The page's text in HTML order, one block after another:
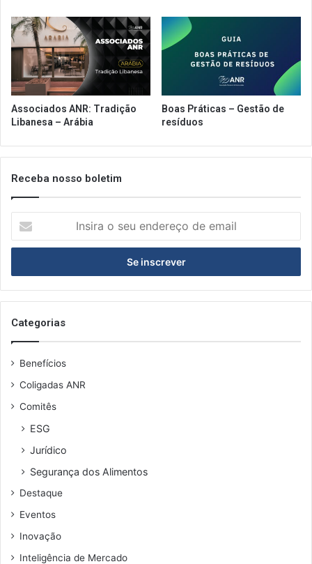
Associados ANR: Tradição
Libanesa – Arábia
Boas Práticas – Gestão de
resíduos
Receba nosso boletim
seu
de
email
Categorias
Benefícios
Coligadas ANR
Comitês
ESG
Jurídico
Segurança dos Alimentos
Destaque
Eventos
Inovação
Inteligência de Mercado